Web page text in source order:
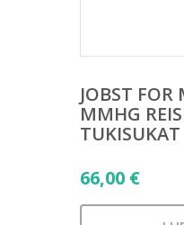
JOBST
MMHG
66,00 €